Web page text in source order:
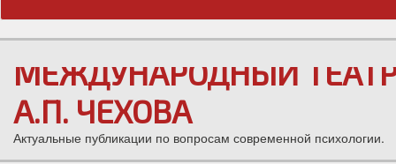
МЕЖДУНАРОДНЫЙ
А.П. ЧЕХОВА
Актуальные публикации по вопросам современной психологии.